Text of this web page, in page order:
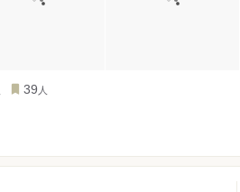
39 人